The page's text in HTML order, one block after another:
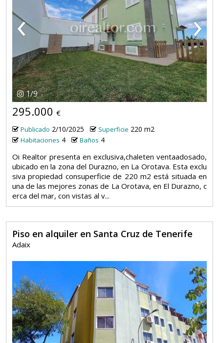
‹ ›
1/9
295.000 €
Publicado 2/10/2025 Superficie 220 m2
Habitaciones 4 Baños 4
Oi Realtor presenta en exclusiva,chaleten ventaadosado,
ubicado en la zona del Durazno, en La Orotava. Esta exclu
siva propiedad consuperficie de 220 m2 está situada en
una de las mejores zonas de La Orotava, en El Durazno, c
erca del mar, con vistas al v...
Piso en alquiler en Santa Cruz de Tenerife
Adaix